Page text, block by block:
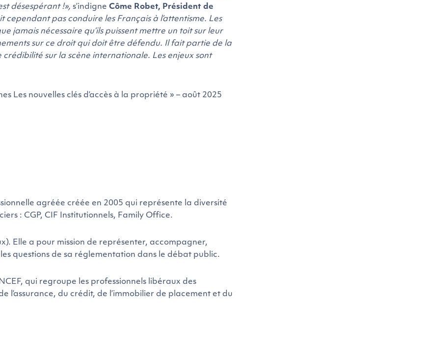
désespérant !», s’indigne Côme Robet, Président de
cependant pas conduire les Français à l’attentisme. Les
jamais nécessaire qu’ils puissent mettre un toit sur leur
sur ce droit qui doit être défendu. Il fait partie de la
sur la scène internationale. Les enjeux sont
Les nouvelles clés d’accès à la propriété » – août 2025
agréée créée en 2005 qui représente la diversité
: CGP, CIF Institutionnels, Family Office.
Elle a pour mission de représenter, accompagner,
questions de sa réglementation dans le débat public.
qui regroupe les professionnels libéraux des
l’assurance, du crédit, de l’immobilier de placement et du